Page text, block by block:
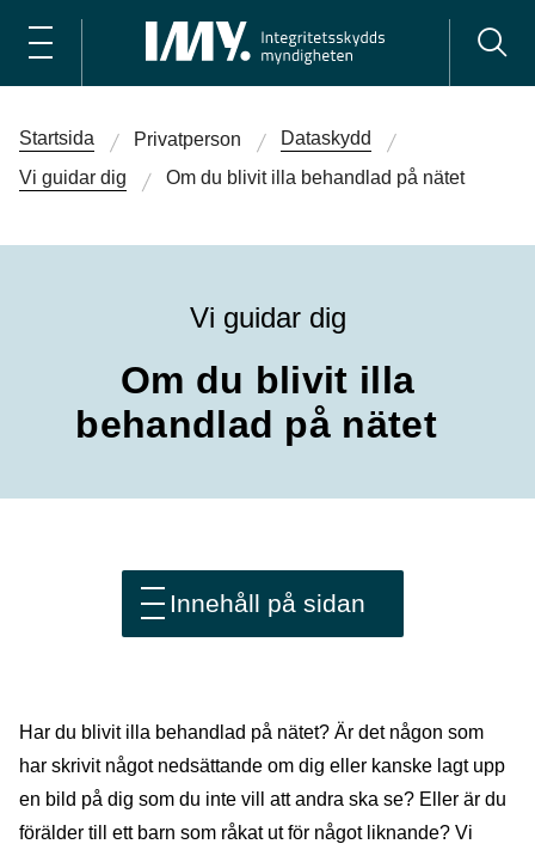
Startsida Privatperson
Dataskydd
Vi guidar dig
Om du blivit illa behandlad på nätet
Vi guidar dig
Om du blivit illa
behandlad på nätet
Innehåll på sidan
Har du blivit illa behandlad på nätet? Är det någon som
har skrivit något nedsättande om dig eller kanske lagt upp
en bild på dig som du inte vill att andra ska se? Eller är du
förälder till ett barn som råkat ut för något liknande? Vi